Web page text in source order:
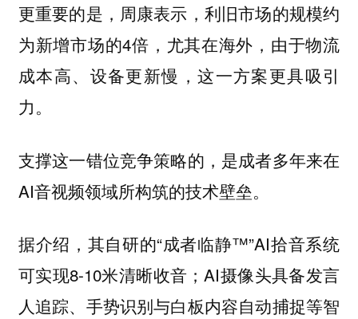
更重要的是，周康表示，利旧市场的规模约
为新增市场的4倍，尤其在海外，由于物流
成本高、设备更新慢，这一方案更具吸引
力。
支撑这一错位竞争策略的，是成者多年来在
AI音视频领域所构筑的技术壁垒。
据介绍，其自研的“成者临静™”AI拾音系统
可实现8-10米清晰收音；AI摄像头具备发言
人追踪、手势识别与白板内容自动捕捉等智